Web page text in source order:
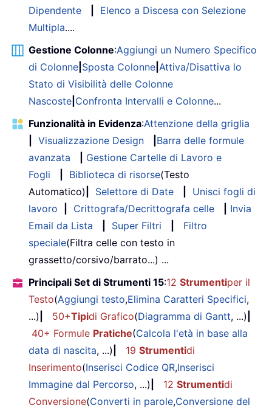
Dipendente
Elenco a Discesa con Selezione
Multipla....
Gestione Colonne:Aggiungi un Numero Specifico
di Colonne Sposta Colonne Attiva/Disattiva lo
Stato di Visibilità delle Colonne
Nascoste Confronta Intervalli e Colonne...
Funzionalità in Evidenza:Attenzione della griglia
Visualizzazione Design
Barra delle formule
avanzata
Gestione Cartelle di Lavoro e
Fogli
Biblioteca di risorse(Testo
Automatico)
Selettore di Date
Unisci fogli di
lavoro
Crittografa/Decrittografa celle
Invia
Email da Lista
Super Filtri
Filtro
speciale(Filtra celle con testo in
grassetto/corsivo/barrato...) ...
Principali Set di Strumenti 15:12 Strumentiper il
Testo(Aggiungi testo,Elimina Caratteri Specifici,
...)
50+Tipidi Grafico(Diagramma di Gantt, ...)
40+ Formule Pratiche(Calcola l'età in base alla
data di nascita, ...) 19 Strumentidi
Inserimento(Inserisci Codice QR,Inserisci
Immagine dal Percorso, ...) 12 Strumentidi
Conversione(Converti in parole,Conversione del